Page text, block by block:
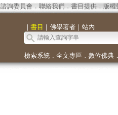
諮詢委員會． 聯絡我們 ． 書目提供． 版權
｜ 書目 ｜ 佛學著者｜ 站內 ｜
檢索系統． 全文專區 ． 數位佛典．